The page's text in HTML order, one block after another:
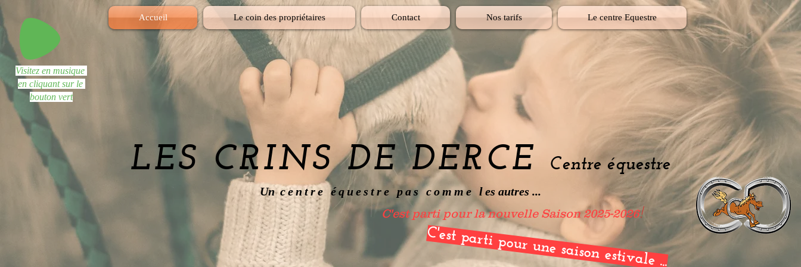
Accueil Le coin des propriétaires Contact Nos tarifs Le centre Equestre
Visitez en musique
en cliquant sur le
bouton vert
LES CRINS DE DERCE Centre équestre
Uncentre équestre pas comme les autres ...
C'est parti pour la nouvelle Saison 2025-2026!
C'est parti pour une saison estivale ...